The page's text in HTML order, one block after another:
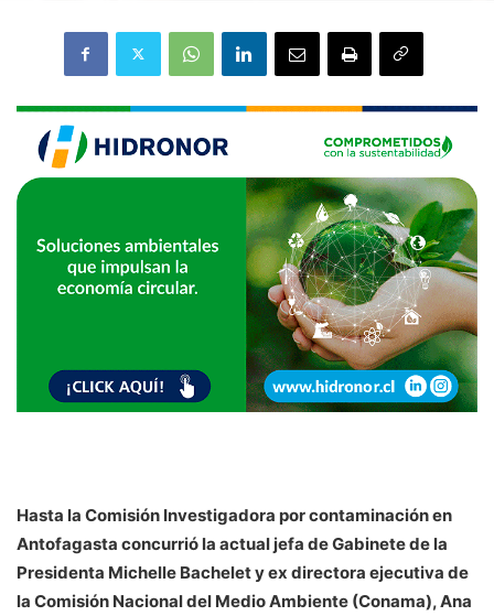
Hasta la Comisión Investigadora por contaminación en
Antofagasta concurrió la actual jefa de Gabinete de la
Presidenta Michelle Bachelet y ex directora ejecutiva de
la Comisión Nacional del Medio Ambiente (Conama), Ana